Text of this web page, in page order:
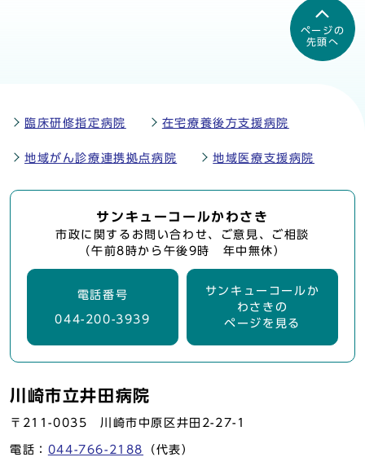
ページの
先頭へ
臨床研修指定病院 在宅療養後方支援病院
地域がん診療連携拠点病院 地域医療支援病院
サンキューコールかわさき
市政に関するお問い合わせ、ご意見、ご相談
（午前8時から午後9時 年中無休）
電話番号
044-200-3939
サンキューコールか
わさきの
ページを見る
川崎市立井田病院
〒211-0035 川崎市中原区井田2-27-1
電話： 044-766-2188 （代表）